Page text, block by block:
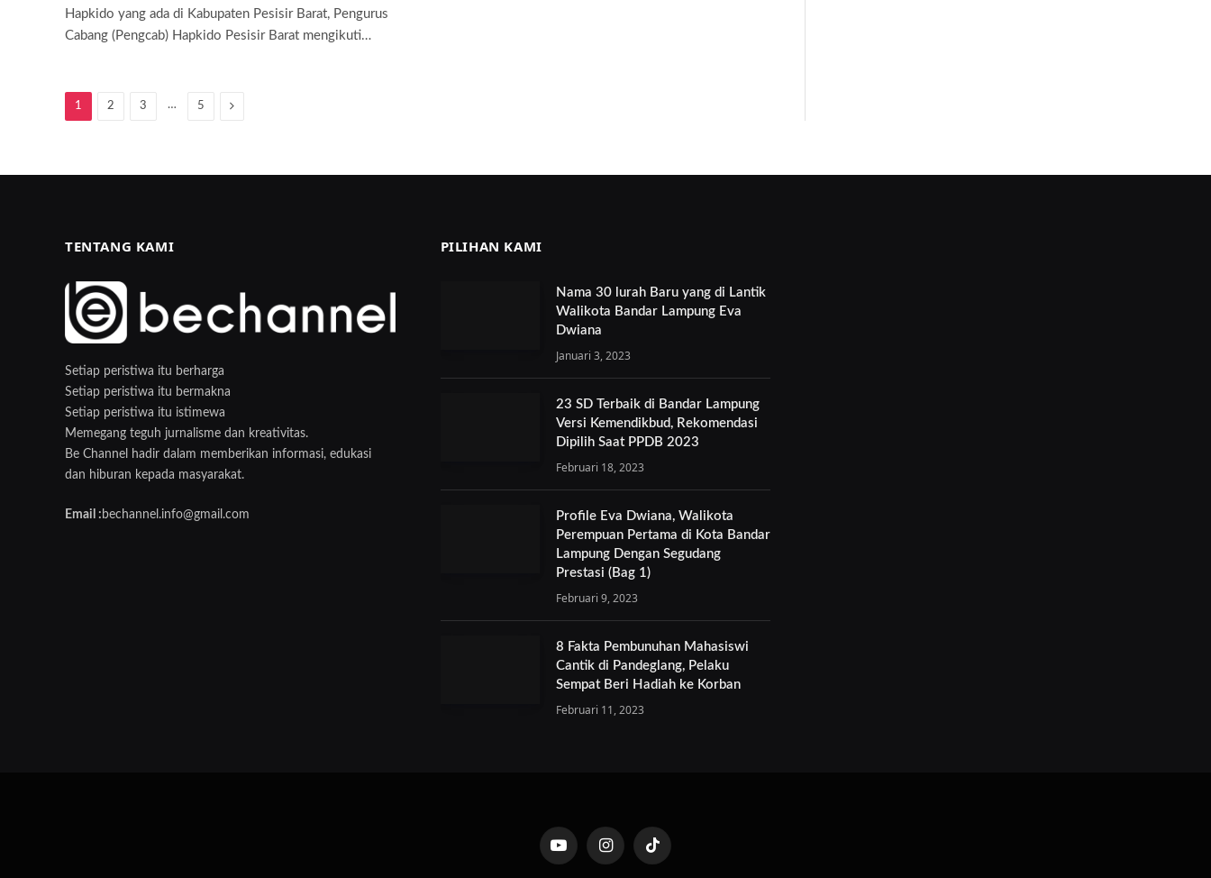
Hapkido yang ada di Kabupaten Pesisir Barat, Pengurus
Cabang (Pengcab) Hapkido Pesisir Barat mengikuti…
1 2 3 … 5 Next
TENTANG KAMI
Setiap peristiwa itu berharga
Setiap peristiwa itu bermakna
Setiap peristiwa itu istimewa
Memegang teguh jurnalisme dan kreativitas.
Be Channel hadir dalam memberikan informasi, edukasi
dan hiburan kepada masyarakat.
Email : bechannel.info@gmail.com
PILIHAN KAMI
Nama 30 lurah Baru yang di Lantik
Walikota Bandar Lampung Eva
Dwiana
Januari 3, 2023
23 SD Terbaik di Bandar Lampung
Versi Kemendikbud, Rekomendasi
Dipilih Saat PPDB 2023
Februari 18, 2023
Profile Eva Dwiana, Walikota
Perempuan Pertama di Kota Bandar
Lampung Dengan Segudang
Prestasi (Bag 1)
Februari 9, 2023
8 Fakta Pembunuhan Mahasiswi
Cantik di Pandeglang, Pelaku
Sempat Beri Hadiah ke Korban
Februari 11, 2023
YouTube InstagramTikTok